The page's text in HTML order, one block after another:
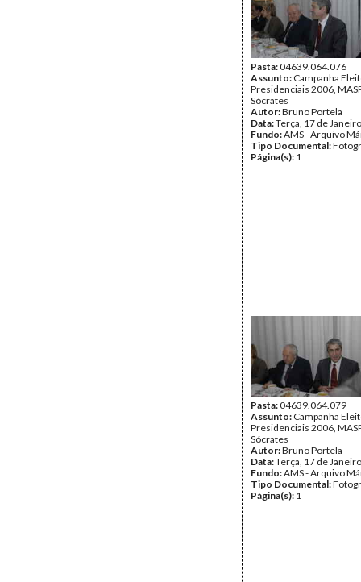
Pasta:04639.064.076
Assunto: Campanha
Presidenciais 2006,
Sócrates
Autor:Bruno Portela
Data:Terça, 17 de
Fundo:AMS - Arquivo
Tipo Documental:
Página(s): 1
Pasta:04639.064.079
Assunto: Campanha
Presidenciais 2006,
Sócrates
Autor:Bruno Portela
Data:Terça, 17 de
Fundo:AMS - Arquivo
Tipo Documental:
Página(s): 1